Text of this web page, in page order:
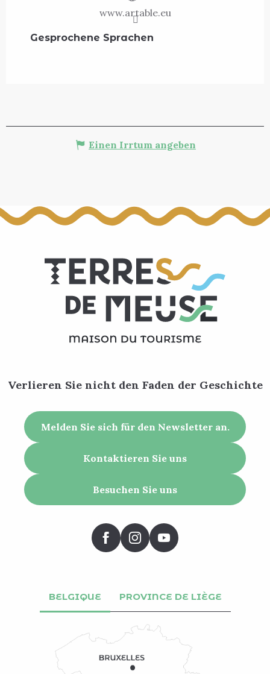
www.artable.eu
Gesprochene Sprachen
Gesprochene Sprachen
Einen Irrtum angeben
Verlieren Sie nicht den Faden der Geschichte
Melden Sie sich für den Newsletter an.
Kontaktieren Sie uns
Besuchen Sie uns
BELGIQUE PROVINCE DE LIÈGE